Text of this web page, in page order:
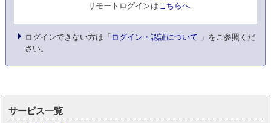
リモートログインはこちらへ
ログインできない方は「 ログイン・認証について 」をご参照くだ
さい。
サービス一覧